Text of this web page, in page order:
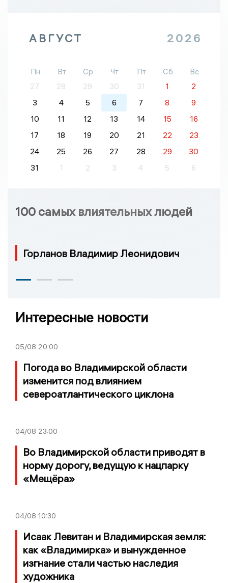
АВГУСТ 2026
Пн Вт Ср Чт Пт Сб
Вс
27
28 29 30 31 1
2
3
4 5 6 7 8
9
10
11 12 13 14 15
16
17
18 19 20 21 22
23
24
25 26 27 28 29
30
31
1 2 3 4 5 6
100 самых влиятельных людей
Горланов Владимир Леонидович
Интересные новости
05/08 20:00
Погода во Владимирской области
изменится под влиянием
североатлантического циклона
04/08 23:00
Во Владимирской области приводят в
норму дорогу, ведущую к нацпарку
«Мещёра»
04/08 10:30
Исаак Левитан и Владимирская земля:
как «Владимирка» и вынужденное
изгнание стали частью наследия
художника